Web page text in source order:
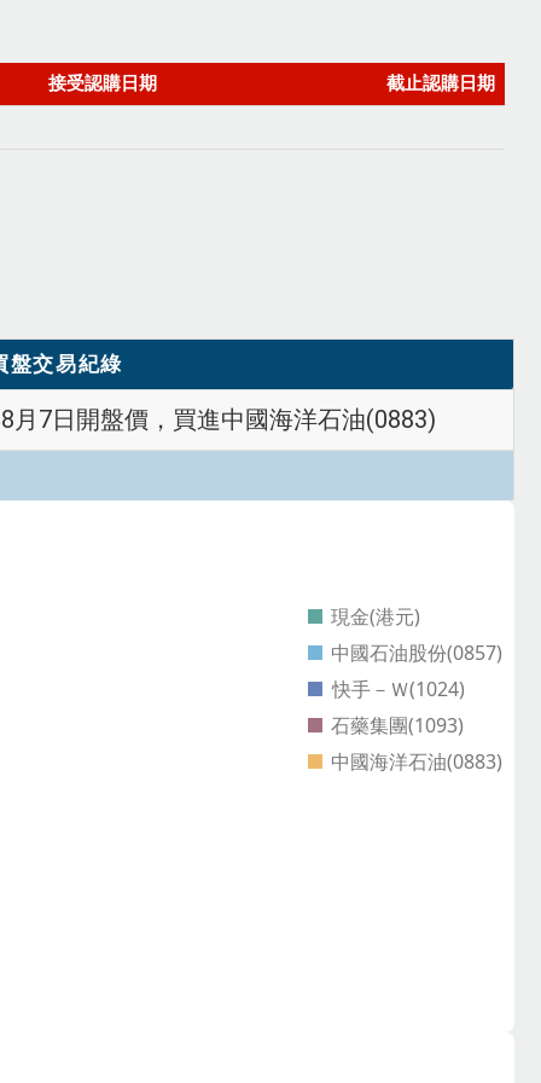
盤交易紀綠
月7日開盤價，買進中國海洋石油(0883)
現金(港元)
中國石油股份(0857)
快手－Ｗ(1024)
石藥集團(1093)
中國海洋石油(0883)